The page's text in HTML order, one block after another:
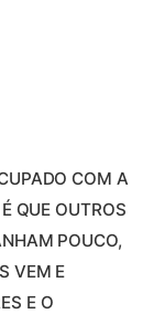
COM A
QUE OUTROS
POUCO,
VEM E
E O